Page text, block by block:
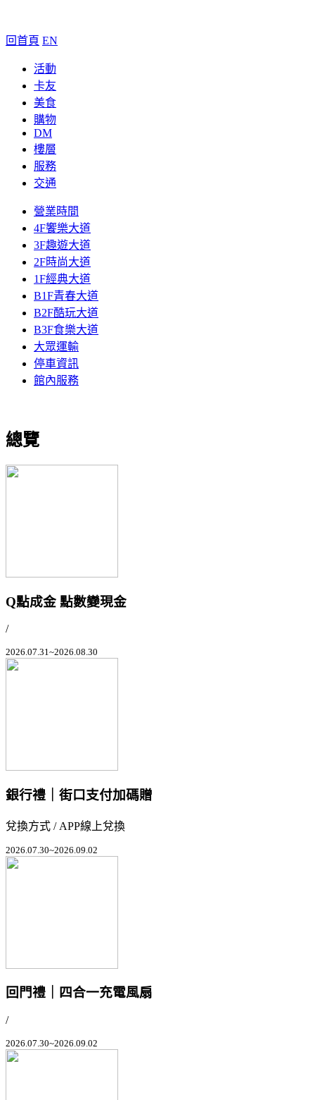
回首頁 EN
活動
卡友
美食
購物
DM
樓層
服務
交通
營業時間
4F饗樂大道
3F趣遊大道
2F時尚大道
1F經典大道
B1F青春大道
B2F酷玩大道
B3F食樂大道
大眾運輸
停車資訊
館內服務
總覽
Q點成金 點數變現金
/
2026.07.31~2026.08.30
銀行禮｜街口支付加碼贈
兌換方式 / APP線上兌換
2026.07.30~2026.09.02
回門禮｜四合一充電風扇
/
2026.07.30~2026.09.02